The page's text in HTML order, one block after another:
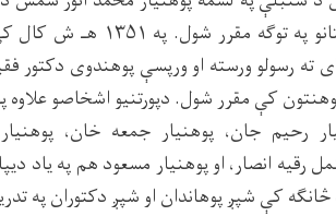
دغه څانګه کې د
رسولو ورسته او ورپسې پوهندوی دکتور
کې مقرر شول. دپورتنیو اشخاصو علاوه
رحیم جان، پوهنیار جمعه خان،
رقیه انصار، او پوهنیار مسعود هم په یاد
کې شپږ پوهاندان او شپږ دکتوران په